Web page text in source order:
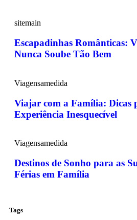
sitemain
Escapadinhas Românticas:
Nunca Soube Tão Bem
Viagensamedida
Viajar com a Família: Dicas
Experiência Inesquecível
Viagensamedida
Destinos de Sonho para as
Férias em Família
Tags